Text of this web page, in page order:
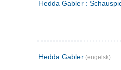
Hedda Gabler :
Hedda Gabler (engelsk)